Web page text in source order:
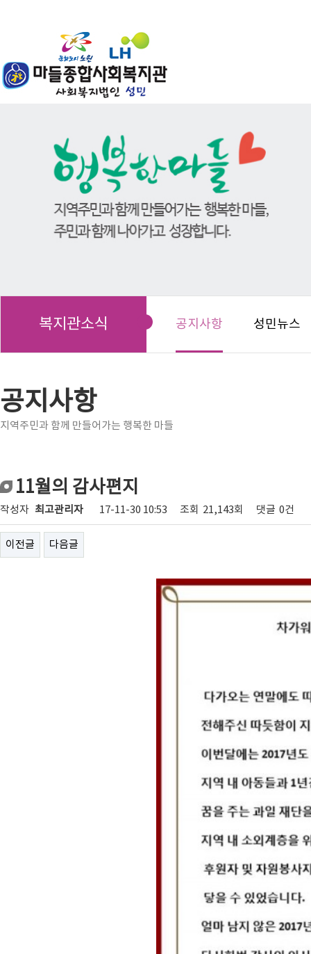
복지관소식 공지사항 성민뉴스
공지사항
지역주민과 함께 만들어가는 행복한 마들
11월의 감사편지
작성자 최고관리자 17-11-30 10:53 조회 21,143회 댓글 0건
이전글 다음글